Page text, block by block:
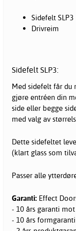
Sidefelt SLP3
Drivreim
Sidefelt SLP3:
Med sidefelt får du
gjøre entréen din
side eller begge
med valg av
Dette sidefeltet
(klart glass som
Passer alle
Garanti: Effect
- 10 års garanti
- 10 års formgaranti